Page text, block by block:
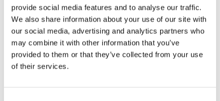
provide social media features and to analyse our traffic.
We also share information about your use of our site with
our social media, advertising and analytics partners who
may combine it with other information that you’ve
provided to them or that they’ve collected from your use
of their services.
Lägg till i varukorg
T-shirt Avant barn grön 92 cm
G0007
90kr (ex. moms)
T-shirt Avant barn grön 104-110
cm
90 kr (ex. moms)